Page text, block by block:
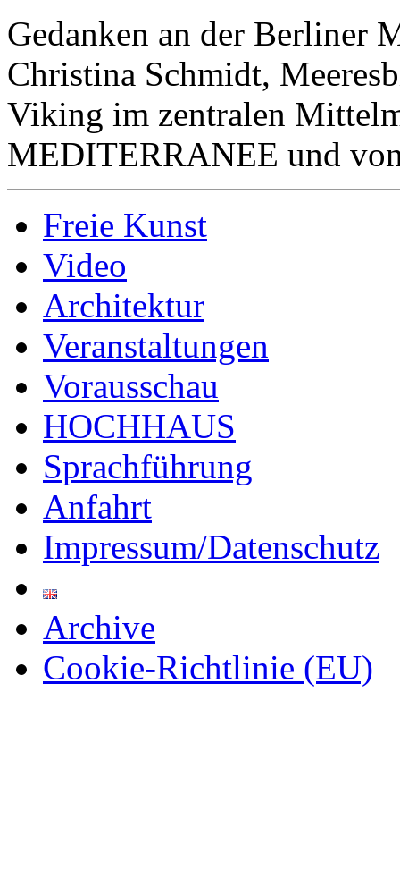
Gedanken an der Berliner
Christina Schmidt,
Viking im zentralen
MEDITERRANEE und
Freie Kunst
Video
Architektur
Veranstaltungen
Vorausschau
HOCHHAUS
Sprachführung
Anfahrt
Impressum/Datenschutz
Archive
Cookie-Richtlinie (EU)